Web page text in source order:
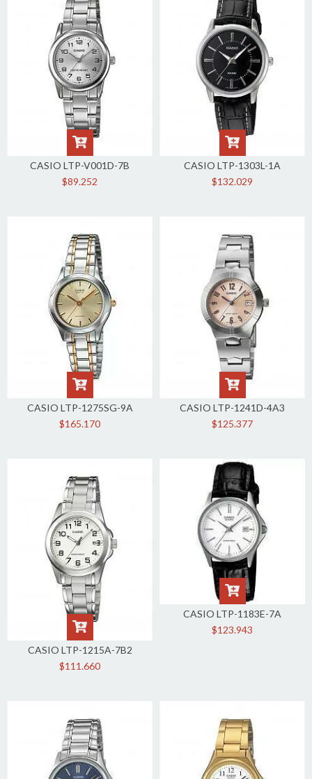
CASIO LTP-V001D-7B
$89.252
CASIO LTP-1303L-1A
$132.029
CASIO LTP-1275SG-9A
$165.170
CASIO LTP-1241D-4A3
$125.377
CASIO LTP-1215A-7B2
$111.660
CASIO LTP-1183E-7A
$123.943